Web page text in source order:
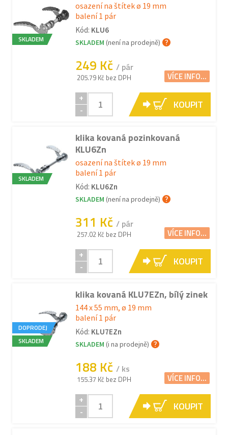
SKLADEM
osazení na štítek ø 19 mm
balení 1 pár
Kód: KLU6
SKLADEM (není na prodejně)
249 Kč / pár
205.79 Kč bez DPH VÍCE INFO...
+
-
KOUPIT
SKLADEM
klika kovaná pozinkovaná
KLU6Zn
osazení na štítek ø 19 mm
balení 1 pár
Kód: KLU6Zn
SKLADEM (není na prodejně)
311 Kč / pár
257.02 Kč bez DPH VÍCE INFO...
+
-
KOUPIT
DOPRODEJ
SKLADEM
klika kovaná KLU7EZn, bílý zinek
144 x 55 mm, ø 19 mm
balení 1 pár
Kód: KLU7EZn
SKLADEM (i na prodejně)
188 Kč / ks
155.37 Kč bez DPH VÍCE INFO...
+
-
KOUPIT